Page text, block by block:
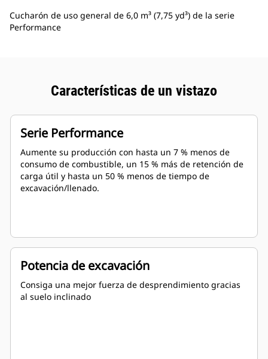
Cucharón de uso general de 6,0 m³ (7,75 yd³) de la serie
Performance
Características de un vistazo
Serie Performance
Aumente su producción con hasta un 7 % menos de
consumo de combustible, un 15 % más de retención de
carga útil y hasta un 50 % menos de tiempo de
excavación/llenado.
Potencia de excavación
Consiga una mejor fuerza de desprendimiento gracias
al suelo inclinado